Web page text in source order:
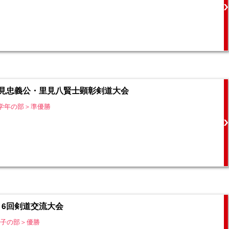
忠義公・里見八賢士顕彰剣道大会
年の部＞準優勝
回剣道交流大会
の部＞優勝